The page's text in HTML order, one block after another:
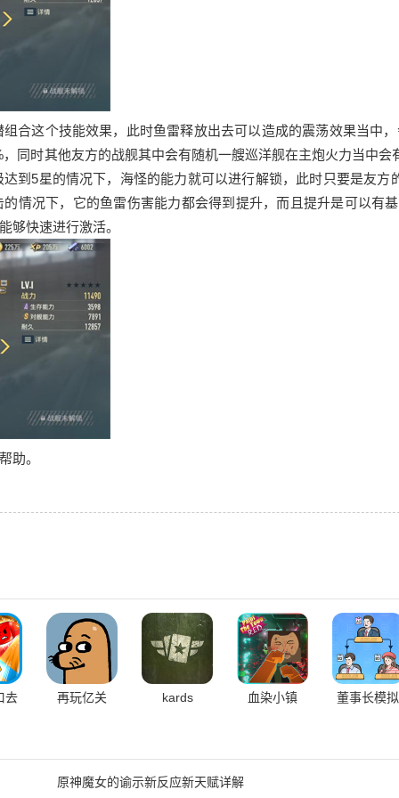
合这个技能效果，此时鱼雷释放出去可以造成的震荡效果当中
同时其他友方的战舰其中会有随机一艘巡洋舰在主炮火力当中会
到5星的情况下，海怪的能力就可以进行解锁，此时只要是友方
情况下，它的鱼雷伤害能力都会得到提升，而且提升是可以有
够快速进行激活。
助。
去
再玩亿关 kards 血染小镇
董事长模拟
原神魔女的谕示新反应新天赋详解